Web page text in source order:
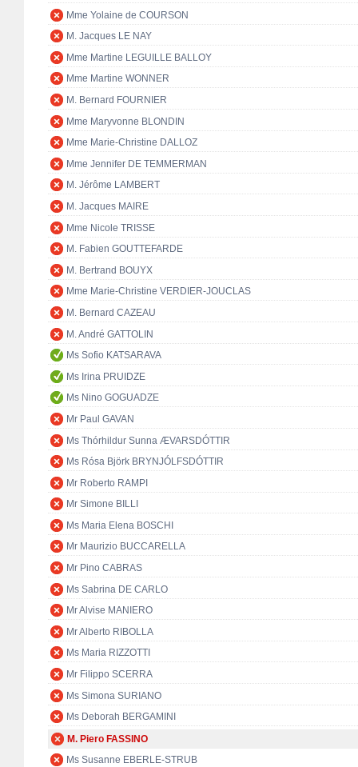
Mme Yolaine de COURSON
M. Jacques LE NAY
Mme Martine LEGUILLE BALLOY
Mme Martine WONNER
M. Bernard FOURNIER
Mme Maryvonne BLONDIN
Mme Marie-Christine DALLOZ
Mme Jennifer DE TEMMERMAN
M. Jérôme LAMBERT
M. Jacques MAIRE
Mme Nicole TRISSE
M. Fabien GOUTTEFARDE
M. Bertrand BOUYX
Mme Marie-Christine VERDIER-JOUCLAS
M. Bernard CAZEAU
M. André GATTOLIN
Ms Sofio KATSARAVA
Ms Irina PRUIDZE
Ms Nino GOGUADZE
Mr Paul GAVAN
Ms Thórhildur Sunna ÆVARSDÓTTIR
Ms Rósa Björk BRYNJÓLFSDÓTTIR
Mr Roberto RAMPI
Mr Simone BILLI
Ms Maria Elena BOSCHI
Mr Maurizio BUCCARELLA
Mr Pino CABRAS
Ms Sabrina DE CARLO
Mr Alvise MANIERO
Mr Alberto RIBOLLA
Ms Maria RIZZOTTI
Mr Filippo SCERRA
Ms Simona SURIANO
Ms Deborah BERGAMINI
M. Piero FASSINO
Ms Susanne EBERLE-STRUB